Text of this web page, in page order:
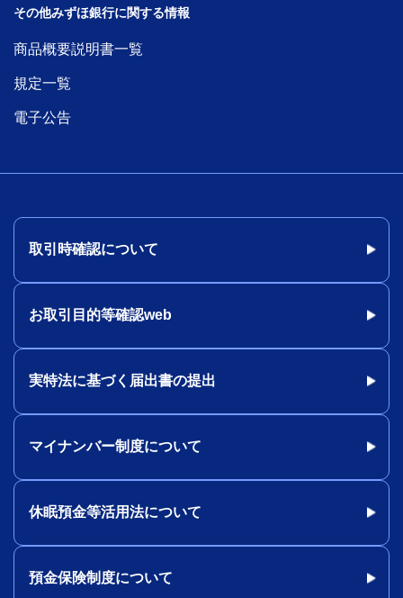
その他みずほ銀行に関する情報
商品概要説明書一覧
規定一覧
電子公告
取引時確認について
お取引目的等確認web
実特法に基づく届出書の提出
マイナンバー制度について
休眠預金等活用法について
預金保険制度について